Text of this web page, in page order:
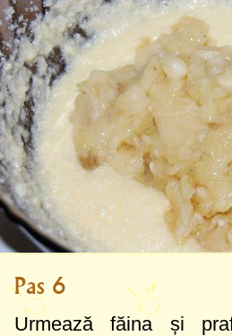
Pas 6
Urmează făina și